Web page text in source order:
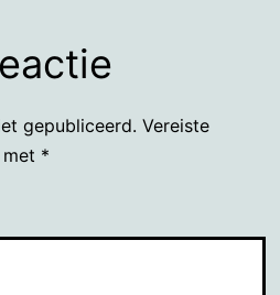
gepubliceerd. Vereiste
*